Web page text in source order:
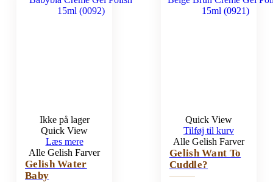
Ikke på lager
Quick View
Læs mere
Alle Gelish Farver
Gelish Water
Baby
Quick View
Tilføj til kurv
Alle Gelish Farver
Gelish Want To
Cuddle?